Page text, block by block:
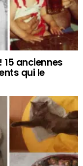
15 anciennes
qui le